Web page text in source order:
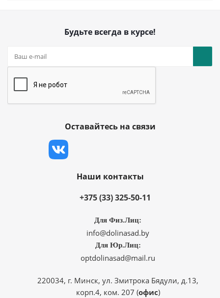
Будьте всегда в курсе!
Оставайтесь на связи
Наши контакты
+375 (33) 325-50-11
Для Физ.Лиц:
info@dolinasad.by
Для Юр.Лиц:
optdolinasad@mail.ru
220034, г. Минск, ул. Змитрока Бядули, д.13,
корп.4, ком. 207 (офис)